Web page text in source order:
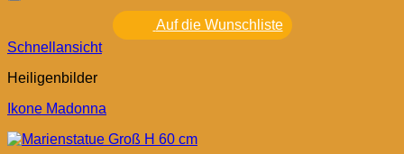
Auf die Wunschliste
Schnellansicht
Heiligenbilder
Ikone Madonna